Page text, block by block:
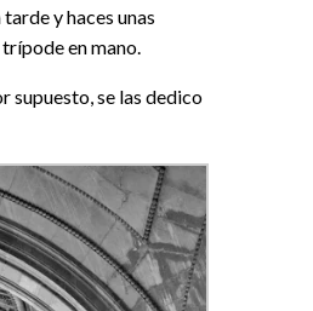
y haces unas
en mano.
supuesto, se las dedico